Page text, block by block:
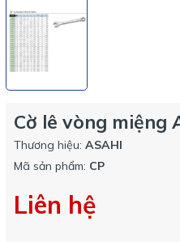
Cờ lê vòng miệng
Thương hiệu: ASAHI
Mã sản phẩm: CP
Liên hệ